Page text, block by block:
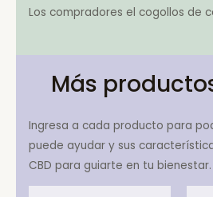
Los compradores el cogollos de
Más
Ingresa a cada producto para
puede ayudar y sus
CBD para guiarte en tu bienestar.